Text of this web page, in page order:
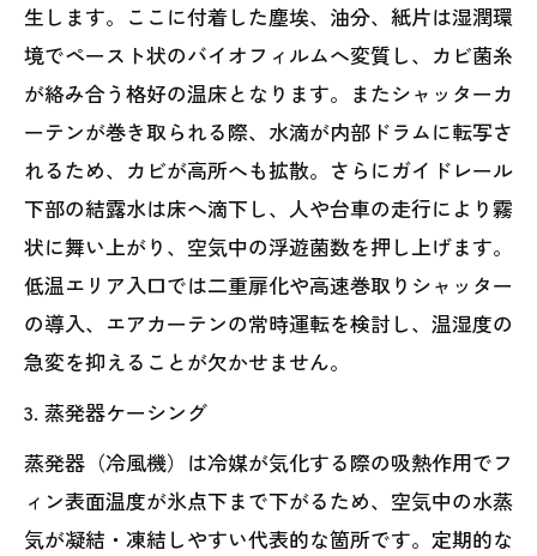
生します。ここに付着した塵埃、油分、紙片は湿潤環
境でペースト状のバイオフィルムへ変質し、カビ菌糸
が絡み合う格好の温床となります。またシャッターカ
ーテンが巻き取られる際、水滴が内部ドラムに転写さ
れるため、カビが高所へも拡散。さらにガイドレール
下部の結露水は床へ滴下し、人や台車の走行により霧
状に舞い上がり、空気中の浮遊菌数を押し上げます。
低温エリア入口では二重扉化や高速巻取りシャッター
の導入、エアカーテンの常時運転を検討し、温湿度の
急変を抑えることが欠かせません。
3. 蒸発器ケーシング
蒸発器（冷風機）は冷媒が気化する際の吸熱作用でフ
ィン表面温度が氷点下まで下がるため、空気中の水蒸
気が凝結・凍結しやすい代表的な箇所です。定期的な